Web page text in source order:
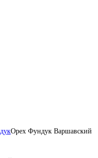
Орех Фундук Варшавский